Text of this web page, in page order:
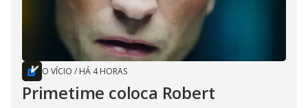
O VÍCIO / HÁ 4 HORAS
Primetime coloca Robert